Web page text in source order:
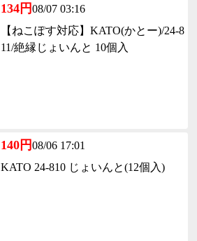
134円08/07 03:16
【ねこぽす対応】KATO(かとー)/24-8
11/絶縁じょいんと 10個入
140円08/06 17:01
KATO 24-810 じょいんと(12個入)